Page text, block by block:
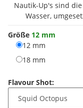
Nautik-Up's sind
Wasser,
Größe 12 mm
12 mm
18 mm
Flavour Shot: